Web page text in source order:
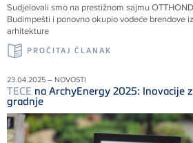
Sudjelovali smo na prestižnom sajmu
Budimpešti i ponovno okupio vodeće brendove
arhitekture
PROČITAJ ČLANAK
23.04.2025 – NOVOSTI
TECE na ArchyEnergy 2025: Inovacije
gradnje